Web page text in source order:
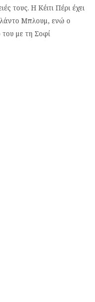
τους. Η Κέιτι Πέρι έχει
Μπλουμ, ενώ ο
του με τη Σοφί